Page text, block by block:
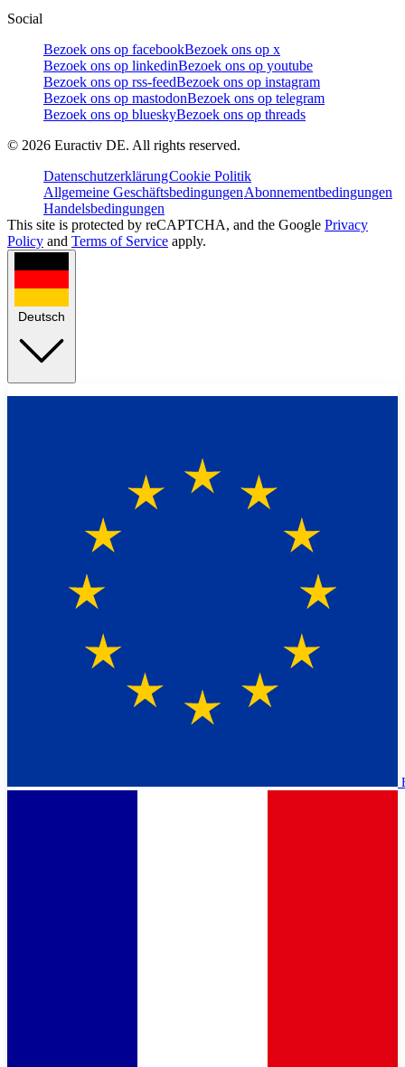
Social
Bezoek ons op facebookBezoek ons op x
Bezoek ons op linkedinBezoek ons op youtube
Bezoek ons op rss-feedBezoek ons op instagram
Bezoek ons op mastodonBezoek ons op telegram
Bezoek ons op blueskyBezoek ons op threads
© 2026 Euractiv DE. All rights reserved.
DatenschutzerklärungCookie Politik
Allgemeine GeschäftsbedingungenAbonnementbedingungen
Handelsbedingungen
This site is protected by reCAPTCHA, and the Google Privacy
Policy and Terms of Service apply.
Deutsch